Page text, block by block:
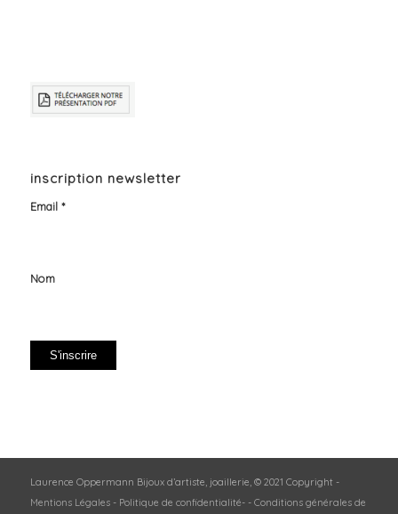
inscription newsletter
Email *
Nom
Laurence Oppermann Bijoux d’artiste, joaillerie, © 2021 Copyright -
Mentions Légales- Politique de confidentialité- - Conditions générales de